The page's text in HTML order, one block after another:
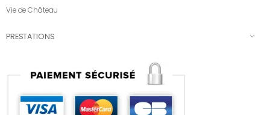
Vie de Château
PRESTATIONS